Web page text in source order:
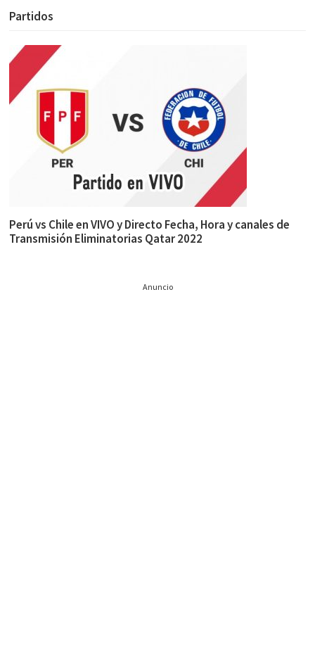
Partidos
Perú vs Chile en VIVO y Directo Fecha, Hora y canales de
Transmisión Eliminatorias Qatar 2022
Anuncio